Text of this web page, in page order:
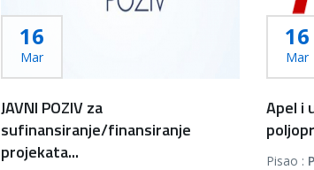
16
Mar
JAVNI POZIV za
sufinansiranje/finansiranje
projekata...
16
Mar
Apel i
Pisao :